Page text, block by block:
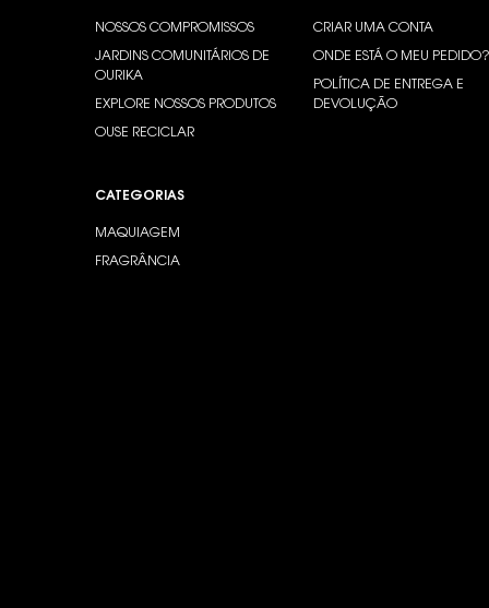
NOSSOS COMPROMISSOS
JARDINS COMUNITÁRIOS DE
OURIKA
EXPLORE NOSSOS PRODUTOS
OUSE RECICLAR
CRIAR UMA CONTA
ONDE ESTÁ O MEU PEDIDO?
POLÍTICA DE ENTREGA E
DEVOLUÇÃO
CATEGORIAS
MAQUIAGEM
FRAGRÂNCIA